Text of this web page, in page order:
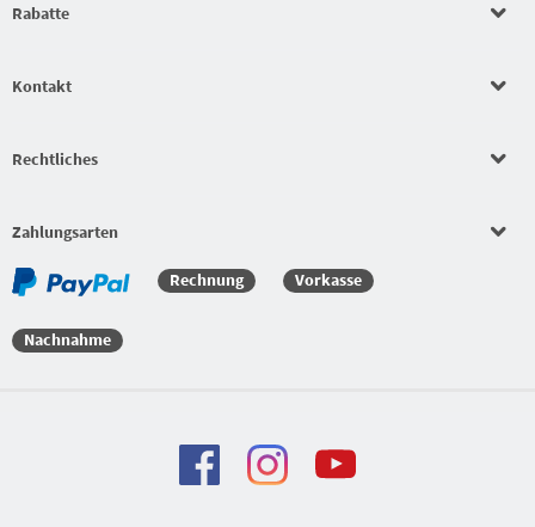
Rabatte
Kontakt
Rechtliches
Zahlungsarten
Rechnung Vorkasse
Nachnahme